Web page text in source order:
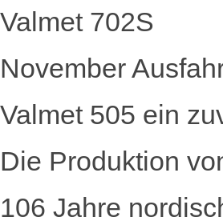
Valmet 702S
November
Valmet 505 ein
Die Produktion
106 Jahre